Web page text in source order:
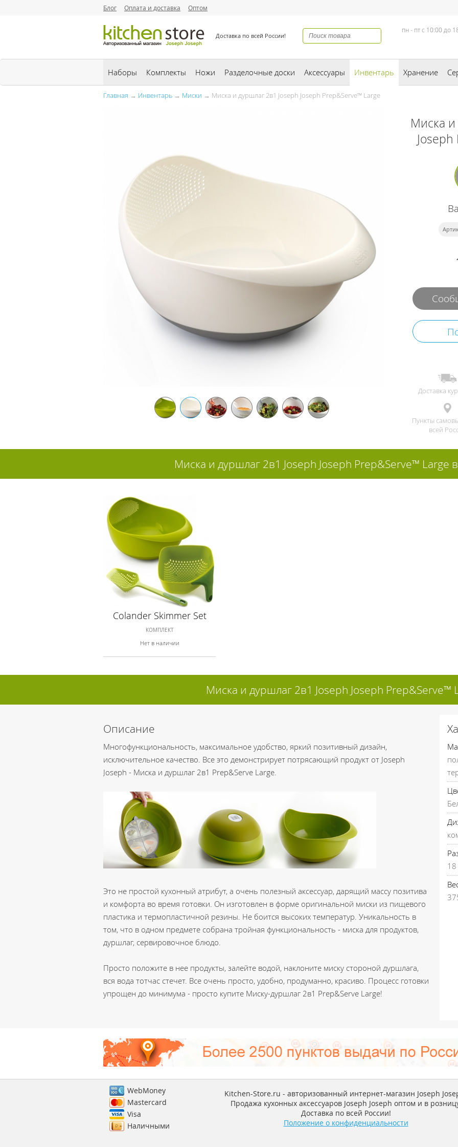
Блог Оплата и доставка Оптом
Доставка по всей России!
пн - пт с 10:00 до
Наборы Комплекты Ножи Разделочные доски Аксессуары Инвентарь Хранение
Главная → Инвентарь → Миски → Миска и дуршлаг 2в1 Joseph Joseph Prep&Serve™ Large
Миска и
Доставка
Пункты
всей
Миска и дуршлаг 2в1 Joseph Joseph Prep&Serve™ Large
Colander Skimmer Set
КОМПЛЕКТ
Нет в наличии
Миска и дуршлаг 2в1 Joseph Joseph Prep&Serve™
Описание
Многофункциональность, максимальное удобство, яркий позитивный дизайн,
исключительное качество. Все это демонстрирует потрясающий продукт от Joseph
Joseph - Миска и дуршлаг 2в1 Prep&Serve Large.
Это не простой кухонный атрибут, а очень полезный аксессуар, дарящий массу позитива
и комфорта во время готовки. Он изготовлен в форме оригинальной миски из пищевого
пластика и термопластичной резины. Не боится высоких температур. Уникальность в
том, что в одном предмете собрана тройная функциональность - миска для продуктов,
дуршлаг, сервировочное блюдо.
Просто положите в нее продукты, залейте водой, наклоните миску стороной дуршлага,
вся вода тотчас стечет. Все очень просто, удобно, продуманно, красиво. Процесс готовки
упрощен до минимума - просто купите Миску-дуршлаг 2в1 Prep&Serve Large!
WebMoney
Mastercard
Visa
Наличными
Kitchen-Store.ru - авторизованный интернет-магазин Joseph
Продажа кухонных аксессуаров Joseph Joseph оптом и в
Доставка по всей России!
Положение о конфиденциальности